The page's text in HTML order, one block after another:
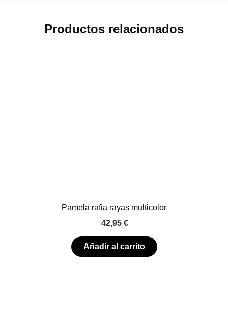
Productos relacionados
Pamela rafia rayas multicolor
42,95 €
Añadir al carrito